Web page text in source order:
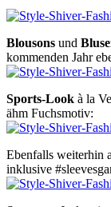
Blousons und
kommenden Jahr
Sports-Look à la
ähm Fuchsmotiv:
Ebenfalls weiterhin
inklusive